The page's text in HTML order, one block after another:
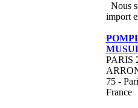
Nous
import
PARIS
75 -
France